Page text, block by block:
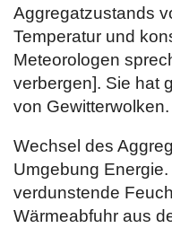
Aggregatzustands
Temperatur und
Meteorologen
verbergen]. Sie hat
von Gewitterwolken.
Wechsel des
Umgebung
verdunstende
Wärmeabfuhr aus